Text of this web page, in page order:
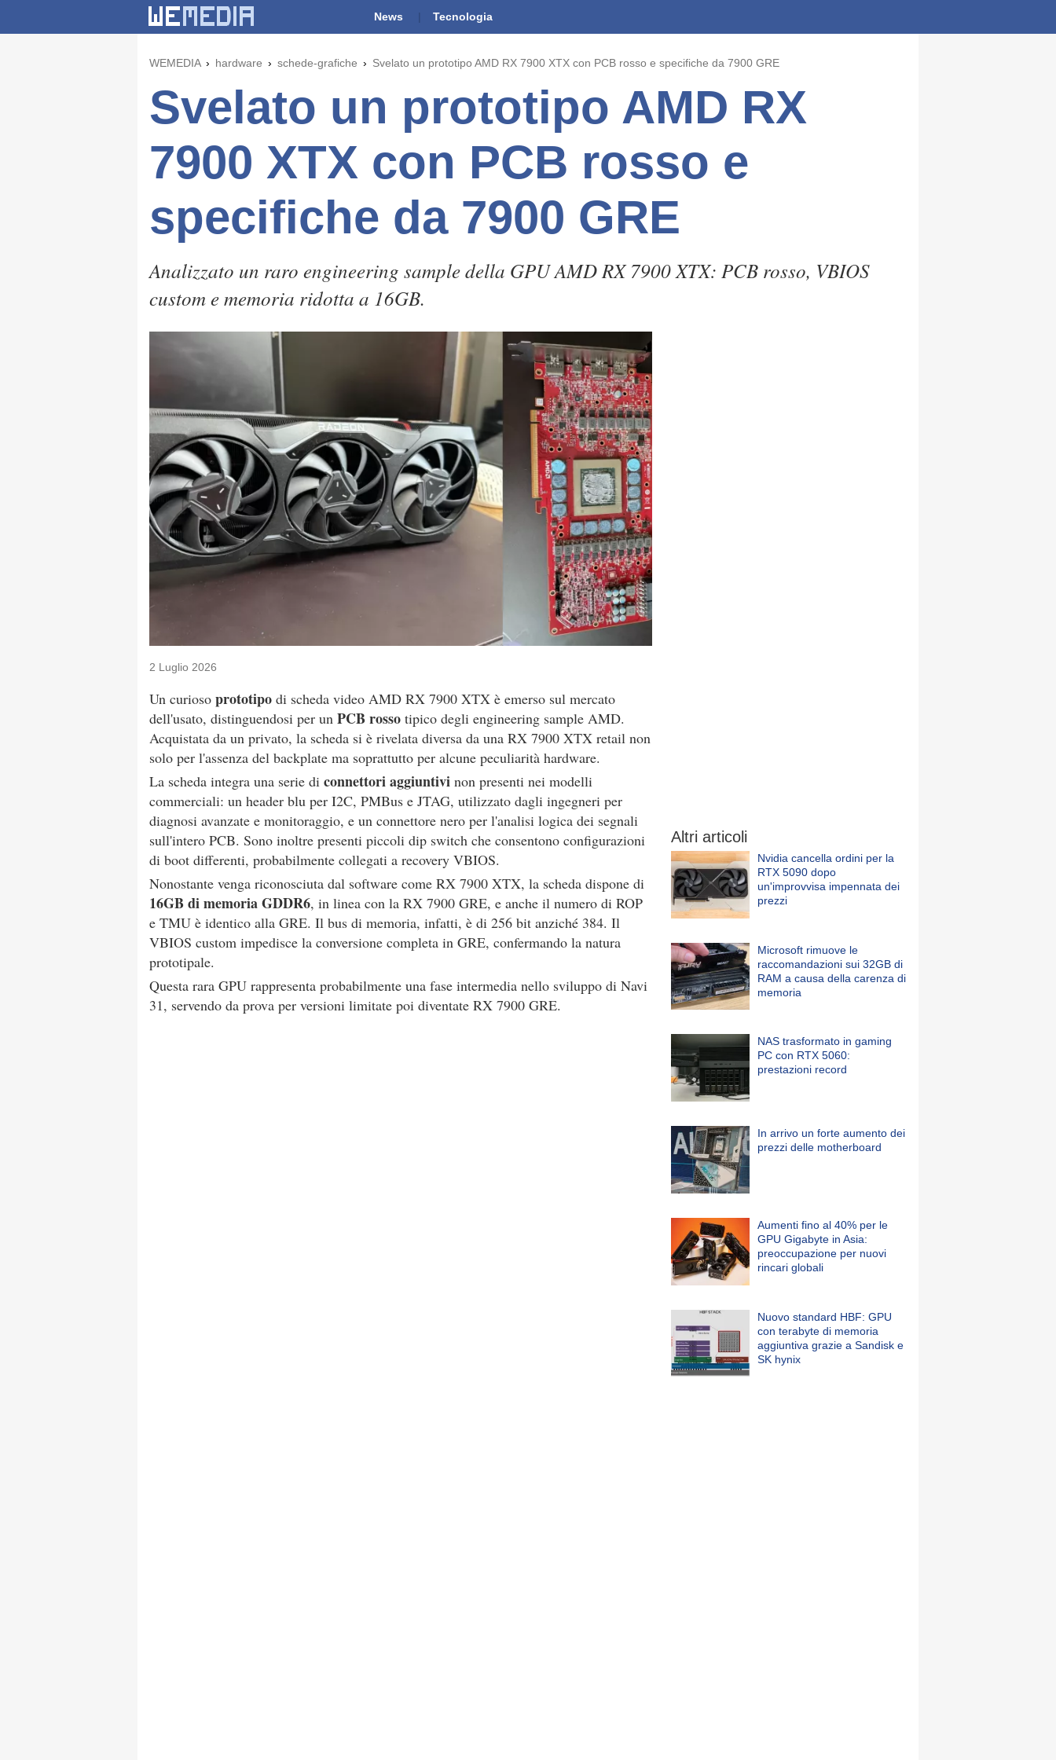
News Tecnologia
WEMEDIA hardware schede-grafiche Svelato un prototipo AMD RX 7900 XTX con PCB rosso e specifiche da 7900 GRE
Svelato un prototipo AMD RX
7900 XTX con PCB rosso e
specifiche da 7900 GRE
Analizzato un raro engineering sample della GPU AMD RX 7900 XTX: PCB rosso, VBIOS
custom e memoria ridotta a 16GB.
2 Luglio 2026
Un curioso prototipo di scheda video AMD RX 7900 XTX è emerso sul mercato
dell'usato, distinguendosi per un PCB rosso tipico degli engineering sample AMD.
Acquistata da un privato, la scheda si è rivelata diversa da una RX 7900 XTX retail non
solo per l'assenza del backplate ma soprattutto per alcune peculiarità hardware.
La scheda integra una serie di connettori aggiuntivi non presenti nei modelli
commerciali: un header blu per I2C, PMBus e JTAG, utilizzato dagli ingegneri per
diagnosi avanzate e monitoraggio, e un connettore nero per l'analisi logica dei segnali
sull'intero PCB. Sono inoltre presenti piccoli dip switch che consentono configurazioni
di boot differenti, probabilmente collegati a recovery VBIOS.
Nonostante venga riconosciuta dal software come RX 7900 XTX, la scheda dispone di
16GB di memoria GDDR6, in linea con la RX 7900 GRE, e anche il numero di ROP
e TMU è identico alla GRE. Il bus di memoria, infatti, è di 256 bit anziché 384. Il
VBIOS custom impedisce la conversione completa in GRE, confermando la natura
prototipale.
Questa rara GPU rappresenta probabilmente una fase intermedia nello sviluppo di Navi
31, servendo da prova per versioni limitate poi diventate RX 7900 GRE.
Altri articoli
Nvidia cancella ordini per la
RTX 5090 dopo
un'improvvisa impennata dei
prezzi
Microsoft rimuove le
raccomandazioni sui 32GB di
RAM a causa della carenza di
memoria
NAS trasformato in gaming
PC con RTX 5060:
prestazioni record
In arrivo un forte aumento dei
prezzi delle motherboard
Aumenti fino al 40% per le
GPU Gigabyte in Asia:
preoccupazione per nuovi
rincari globali
Nuovo standard HBF: GPU
con terabyte di memoria
aggiuntiva grazie a Sandisk e
SK hynix